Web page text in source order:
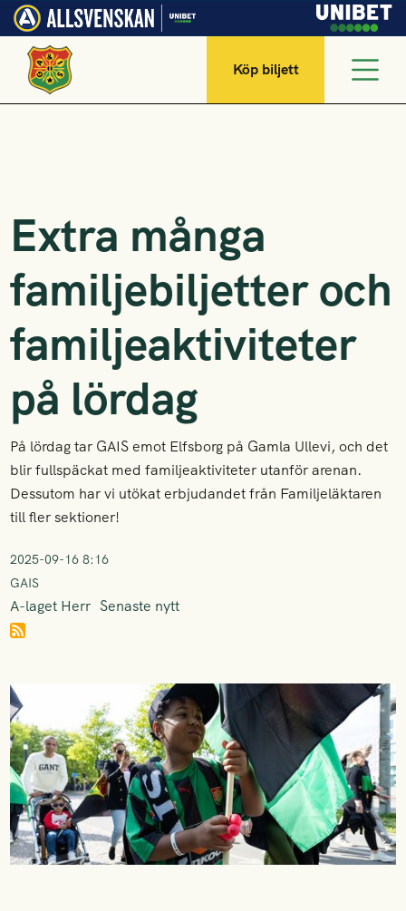
Köp biljett
Extra många
familjebiljetter och
familjeaktiviteter
på lördag
På lördag tar GAIS emot Elfsborg på Gamla Ullevi, och det
blir fullspäckat med familjeaktiviteter utanför arenan.
Dessutom har vi utökat erbjudandet från Familjeläktaren
till fler sektioner!
2025-09-16 8:16
GAIS
A-laget Herr Senaste nytt